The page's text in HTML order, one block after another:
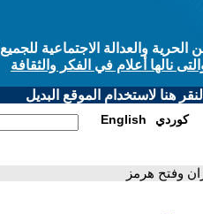
والعدالة الاجتماعية للجميع
نالها أعلام في الفكر والثقافة
هنا لاستخدام الموقع البديل
English كوردي
وفتح هرمز